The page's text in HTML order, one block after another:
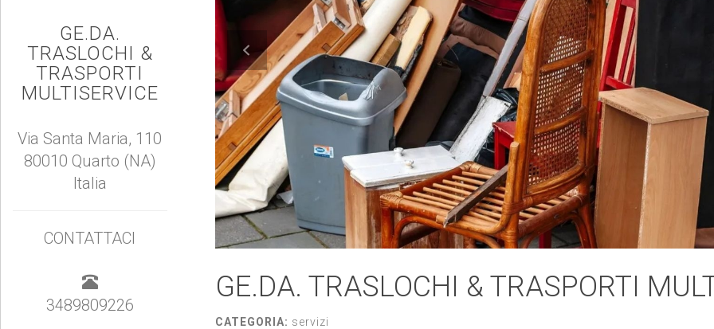
GE.DA. TRASLOCHI & TRASPORTI
CATEGORIA: servizi
GE.DA.
TRASLOCHI &
TRASPORTI
MULTISERVICE
Via Santa Maria, 110
80010 Quarto (NA)
Italia
CONTATTACI
3489809226